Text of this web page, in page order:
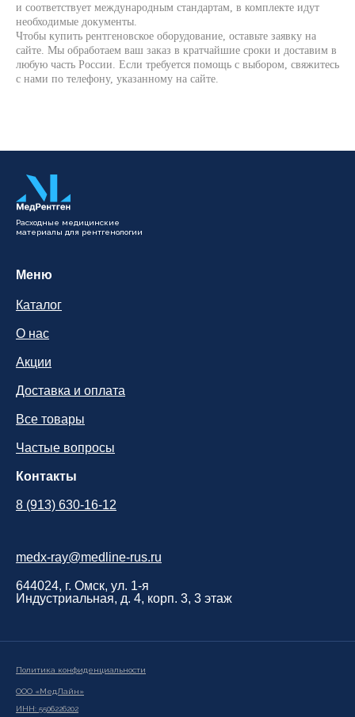
и соответствует международным стандартам, в комплекте идут
необходимые документы.
Чтобы купить рентгеновское оборудование, оставьте заявку на
сайте. Мы обработаем ваш заказ в кратчайшие сроки и доставим в
любую часть России. Если требуется помощь с выбором, свяжитесь
с нами по телефону, указанному на сайте.
Расходные медицинские
материалы для рентгенологии
Меню
Каталог
О нас
Акции
Доставка и оплата
Контакты
8 (913) 630-16-12
medx-ray@medline-rus.ru
644024, г. Омск, ул. 1-я
Индустриальная, д. 4, корп. 3, 3 этаж
Политика конфиденциальности
ООО «МедЛайн»
ИНН: 5506226202
Все товары
Частые вопросы